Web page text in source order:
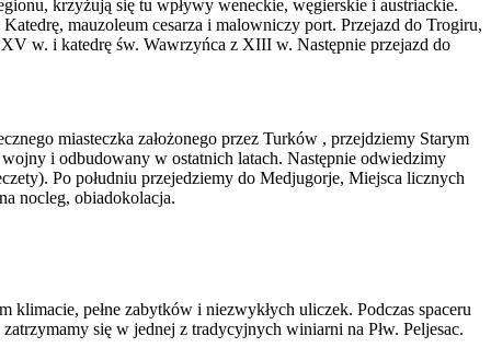
krzyżują się tu wpływy weneckie, węgierskie i austriackie.
mauzoleum cesarza i malowniczy port. Przejazd do Trogiru,
w. i katedrę św. Wawrzyńca z XIII w. Następnie przejazd do
miasteczka założonego przez Turków , przejdziemy Starym
i odbudowany w ostatnich latach. Następnie odwiedzimy
Po południu przejedziemy do Medjugorje, Miejsca licznych
nocleg, obiadokolacja.
pełne zabytków i niezwykłych uliczek. Podczas spaceru
się w jednej z tradycyjnych winiarni na Płw. Peljesac.